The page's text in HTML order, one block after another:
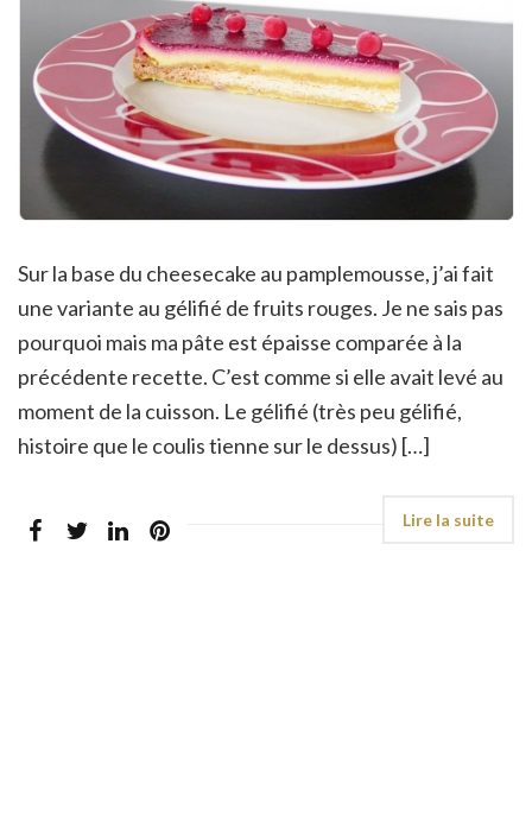
Sur la base du cheesecake au pamplemousse, j’ai fait
une variante au gélifié de fruits rouges. Je ne sais pas
pourquoi mais ma pâte est épaisse comparée à la
précédente recette. C’est comme si elle avait levé au
moment de la cuisson. Le gélifié (très peu gélifié,
histoire que le coulis tienne sur le dessus) […]